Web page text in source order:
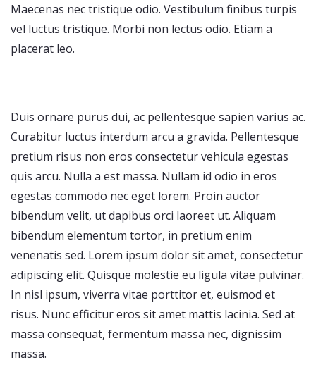
Maecenas nec tristique odio. Vestibulum finibus turpis
vel luctus tristique. Morbi non lectus odio. Etiam a
placerat leo.
Duis ornare purus dui, ac pellentesque sapien varius ac.
Curabitur luctus interdum arcu a gravida. Pellentesque
pretium risus non eros consectetur vehicula egestas
quis arcu. Nulla a est massa. Nullam id odio in eros
egestas commodo nec eget lorem. Proin auctor
bibendum velit, ut dapibus orci laoreet ut. Aliquam
bibendum elementum tortor, in pretium enim
venenatis sed. Lorem ipsum dolor sit amet, consectetur
adipiscing elit. Quisque molestie eu ligula vitae pulvinar.
In nisl ipsum, viverra vitae porttitor et, euismod et
risus. Nunc efficitur eros sit amet mattis lacinia. Sed at
massa consequat, fermentum massa nec, dignissim
massa.